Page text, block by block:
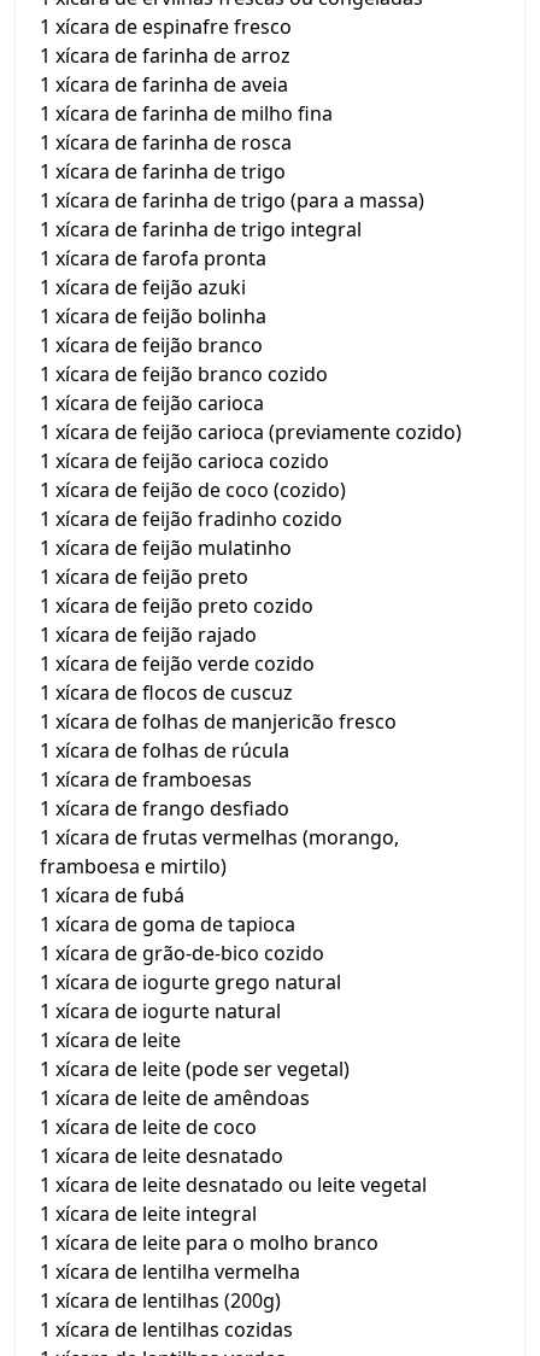
1 xícara de espinafre fresco
1 xícara de farinha de arroz
1 xícara de farinha de aveia
1 xícara de farinha de milho fina
1 xícara de farinha de rosca
1 xícara de farinha de trigo
1 xícara de farinha de trigo (para a massa)
1 xícara de farinha de trigo integral
1 xícara de farofa pronta
1 xícara de feijão azuki
1 xícara de feijão bolinha
1 xícara de feijão branco
1 xícara de feijão branco cozido
1 xícara de feijão carioca
1 xícara de feijão carioca (previamente cozido)
1 xícara de feijão carioca cozido
1 xícara de feijão de coco (cozido)
1 xícara de feijão fradinho cozido
1 xícara de feijão mulatinho
1 xícara de feijão preto
1 xícara de feijão preto cozido
1 xícara de feijão rajado
1 xícara de feijão verde cozido
1 xícara de flocos de cuscuz
1 xícara de folhas de manjericão fresco
1 xícara de folhas de rúcula
1 xícara de framboesas
1 xícara de frango desfiado
1 xícara de frutas vermelhas (morango,
framboesa e mirtilo)
1 xícara de fubá
1 xícara de goma de tapioca
1 xícara de grão-de-bico cozido
1 xícara de iogurte grego natural
1 xícara de iogurte natural
1 xícara de leite
1 xícara de leite (pode ser vegetal)
1 xícara de leite de amêndoas
1 xícara de leite de coco
1 xícara de leite desnatado
1 xícara de leite desnatado ou leite vegetal
1 xícara de leite integral
1 xícara de leite para o molho branco
1 xícara de lentilha vermelha
1 xícara de lentilhas (200g)
1 xícara de lentilhas cozidas